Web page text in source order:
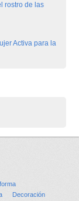
rostro de las
Activa para la
Decoración